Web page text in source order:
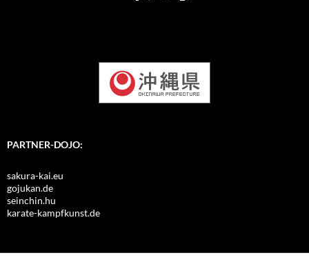
PARTNER-DOJO:
sakura-kai.eu
gojukan.de
seinchin.hu
karate-kampfkunst.de